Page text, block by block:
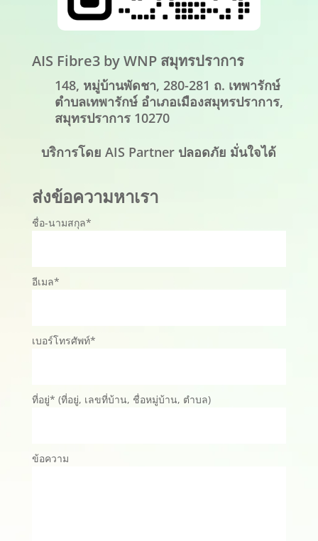
AIS Fibre3 by WNP สมุทรปราการ
148, หมู่บ้านพัดชา, 280-281 ถ. เทพารักษ์
ตำบลเทพารักษ์ อำเภอเมืองสมุทรปราการ,
สมุทรปราการ 10270
บริการโดย AIS Partner ปลอดภัย มั่นใจได้
ส่งข้อความหาเรา
ชื่อ-นามสกุล*
อีเมล*
เบอร์โทรศัพท์*
ที่อยู่* (ที่อยู่, เลขที่บ้าน, ชื่อหมู่บ้าน, ตำบล)
ข้อความ